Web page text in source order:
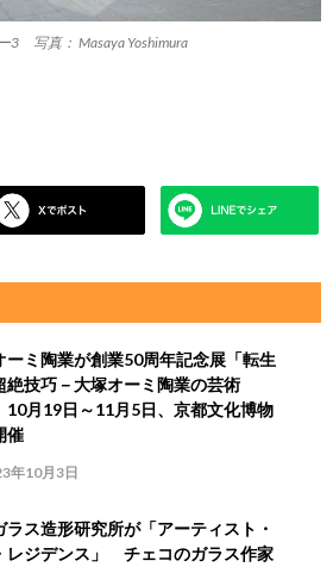
3 写真： Masaya Yoshimura
ーミ陶業が創業50周年記念展「転生
絶技巧－大塚オーミ陶業の芸術
月19日～11月5日、京都文化博物
催
年10月3日
ラス造形研究所が「アーティスト・
レジデンス」 チェコのガラス作家